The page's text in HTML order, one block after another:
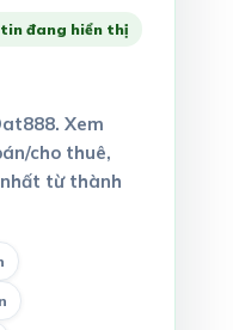
tin đang hiển thị
Xem
cho thuê,
từ thành